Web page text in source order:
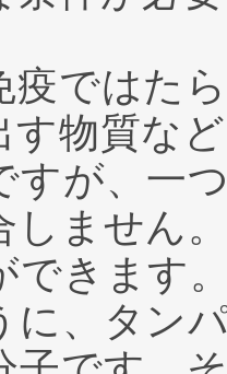
ではた
す物質な
すが、一
しません
できます
、タン